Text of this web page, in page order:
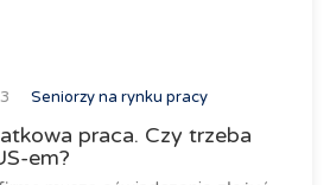
Seniorzy na rynku pracy
praca. Czy trzeba
em?